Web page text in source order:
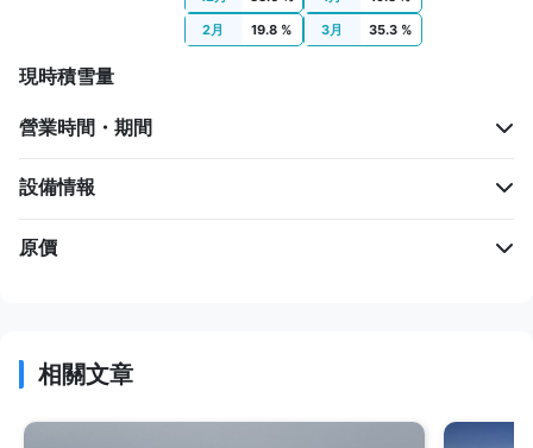
2月
19.8 % 3月 35.3 %
現時積雪量
營業時間・期間
設備情報
原價
相關文章